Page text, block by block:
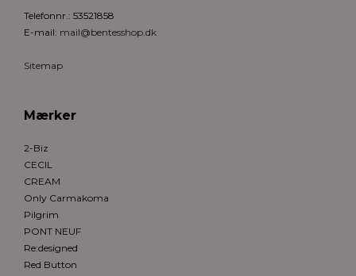
Telefonnr.: 53521858
E-mail: mail@bentesshop.dk
Sitemap
Mærker
2-Biz
CECIL
CREAM
Only Carmakoma
Pilgrim
PONT NEUF
Re:designed
Red Button